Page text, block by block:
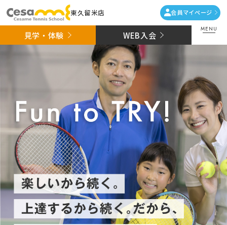
東久留米店 会員マイページ
見学・体験 WEB入会
MENU